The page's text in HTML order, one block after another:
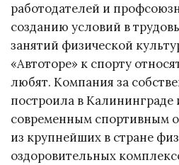
работодателей и
созданию условий в
занятий физической
«Автоторе» к спорту
любят. Компания за
построила в
современным спортивным
из крупнейших в стране
оздоровительных